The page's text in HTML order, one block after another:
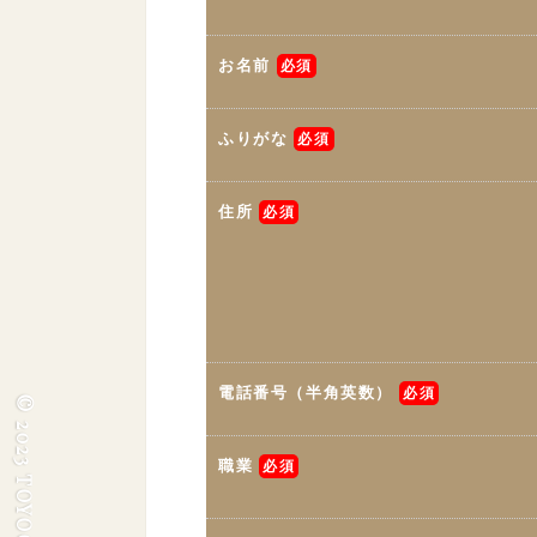
お名前 必須
ふりがな 必須
住所 必須
電話番号（半角英数） 必須
職業 必須